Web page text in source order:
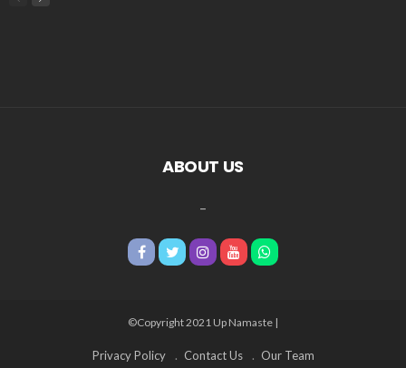
ABOUT US
©Copyright 2021 Up Namaste |
Privacy Policy Contact Us Our Team